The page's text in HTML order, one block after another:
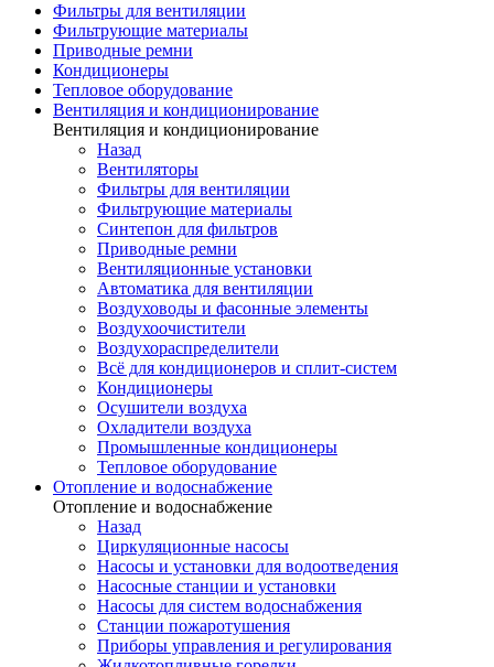
Фильтры для вентиляции
Фильтрующие материалы
Приводные ремни
Кондиционеры
Тепловое оборудование
Вентиляция и кондиционирование
Вентиляция и кондиционирование
Назад
Вентиляторы
Фильтры для вентиляции
Фильтрующие материалы
Синтепон для фильтров
Приводные ремни
Вентиляционные установки
Автоматика для вентиляции
Воздуховоды и фасонные элементы
Воздухоочистители
Воздухораспределители
Всё для кондиционеров и сплит-систем
Кондиционеры
Осушители воздуха
Охладители воздуха
Промышленные кондиционеры
Тепловое оборудование
Отопление и водоснабжение
Отопление и водоснабжение
Назад
Циркуляционные насосы
Насосы и установки для водоотведения
Насосные станции и установки
Насосы для систем водоснабжения
Станции пожаротушения
Приборы управления и регулирования